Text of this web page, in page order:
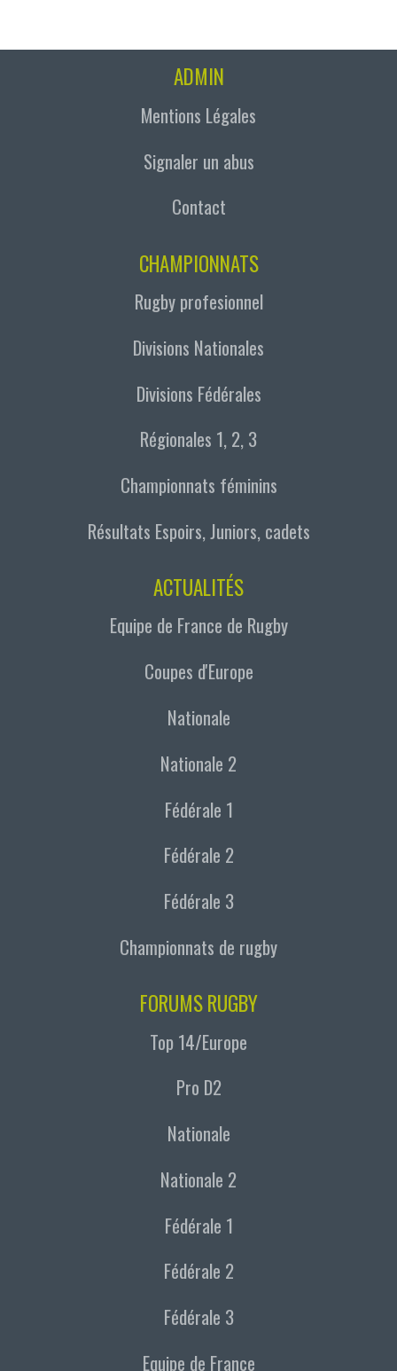
ADMIN
Mentions Légales
Signaler un abus
Contact
CHAMPIONNATS
Rugby profesionnel
Divisions Nationales
Divisions Fédérales
Régionales 1, 2, 3
Championnats féminins
Résultats Espoirs, Juniors, cadets
ACTUALITÉS
Equipe de France de Rugby
Coupes d'Europe
Nationale
Nationale 2
Fédérale 1
Fédérale 2
Fédérale 3
Championnats de rugby
FORUMS RUGBY
Top 14/Europe
Pro D2
Nationale
Nationale 2
Fédérale 1
Fédérale 2
Fédérale 3
Equipe de France